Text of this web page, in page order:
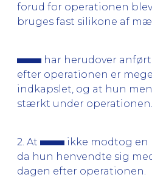
forud for operationen
bruges fast silikone af
har herudover
efter operationen er
indkapslet, og at hun
stærkt under operationen.
2. At
ikke modtog en
da hun henvendte sig
dagen efter operationen.